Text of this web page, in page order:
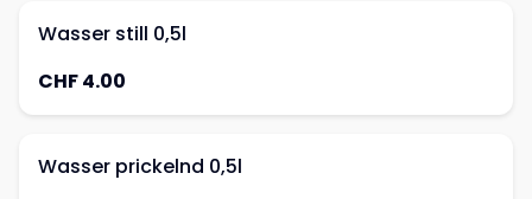
Wasser still 0,5l
CHF 4.00
Wasser prickelnd 0,5l